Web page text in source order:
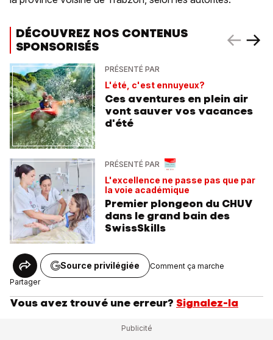
DÉCOUVREZ NOS CONTENUS
SPONSORISÉS
PRÉSENTÉ PAR
L'été, c'est ennuyeux?
Ces aventures en plein air
vont sauver vos vacances
d'été
PRÉSENTÉ PAR
L'excellence ne passe pas que par
la voie académique
Premier plongeon du CHUV
dans le grand bain des
SwissSkills
Partager
Source privilégiée Comment ça marche
Vous avez trouvé une erreur? Signalez-la